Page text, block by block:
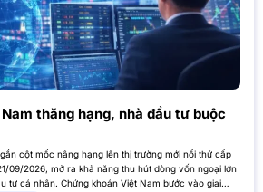
thăng hạng, nhà đầu tư buộc
cột mốc nâng hạng lên thị trường mới nổi thứ cấp
09/2026, mở ra khả năng thu hút dòng vốn ngoại lớn
tư cá nhân. Chứng khoán Việt Nam bước vào giai…